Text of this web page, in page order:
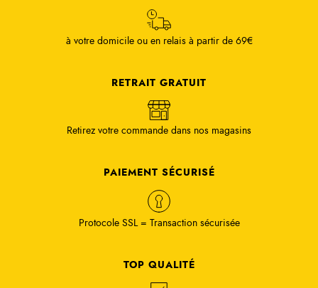
à votre domicile ou en relais à partir de 69€
RETRAIT GRATUIT
Retirez votre commande dans nos magasins
PAIEMENT SÉCURISÉ
Protocole SSL = Transaction sécurisée
TOP QUALITÉ